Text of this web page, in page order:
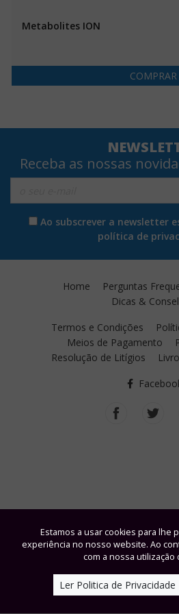
Metabolites ION
COMPRAR
Estamos a usar cookies para lhe
experiência no nosso website. Ao
com a nossa utilização
Ler Politica de Privacidade
Receba as nossas
Ao subscrever a newsletter
política de
Home Perguntas
Dicas &
Termos e Condições
Meios de Pagamento
Resolução de Litígios
© Fisiobel - Cosmética Profissional, Lda.